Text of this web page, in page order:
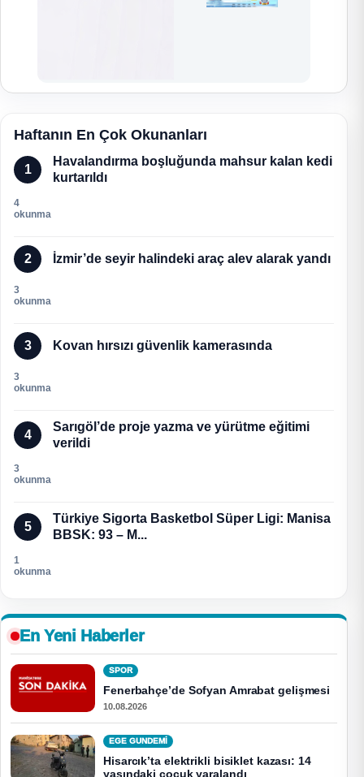
Haftanın En Çok Okunanları
1
Havalandırma boşluğunda mahsur kalan kedi
kurtarıldı
4
okunma
2 İzmir’de seyir halindeki araç alev alarak yandı
3
okunma
3 Kovan hırsızı güvenlik kamerasında
3
okunma
4
Sarıgöl’de proje yazma ve yürütme eğitimi
verildi
3
okunma
5
Türkiye Sigorta Basketbol Süper Ligi: Manisa
BBSK: 93 – M...
1
okunma
En Yeni Haberler
SPOR
Fenerbahçe’de Sofyan Amrabat gelişmesi
10.08.2026
EGE GUNDEMİ
Hisarcık’ta elektrikli bisiklet kazası: 14
yaşındaki çocuk yaralandı